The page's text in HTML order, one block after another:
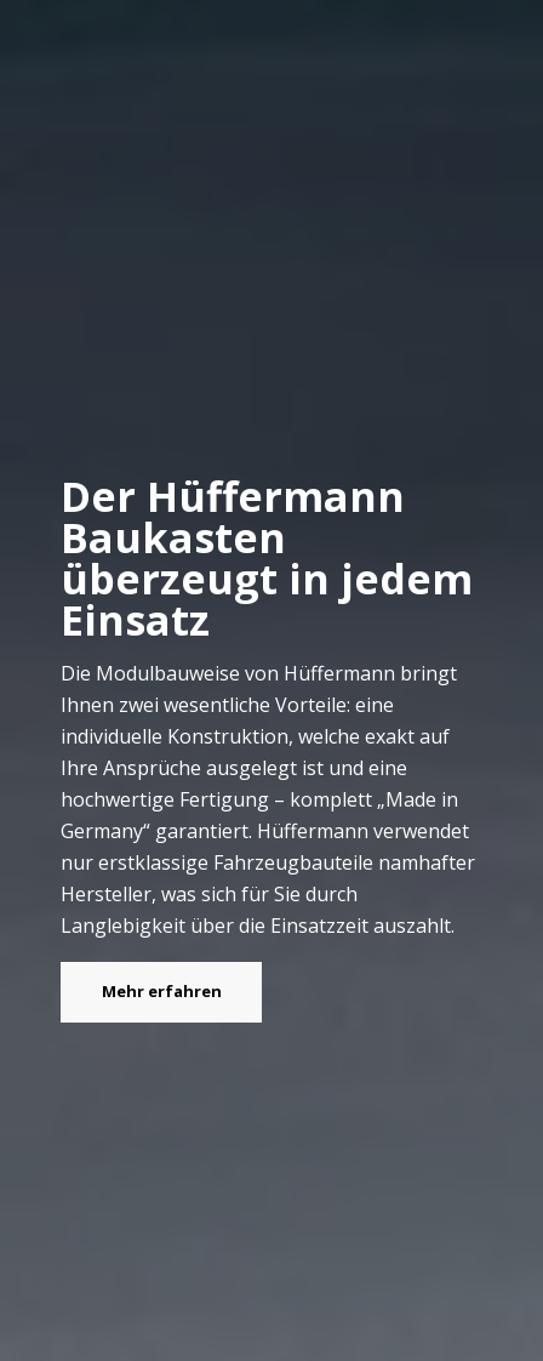
Der Hüffermann
Baukasten
überzeugt in jedem
Einsatz
Die Modulbauweise von Hüffermann bringt
Ihnen zwei wesentliche Vorteile: eine
individuelle Konstruktion, welche exakt auf
Ihre Ansprüche ausgelegt ist und eine
hochwertige Fertigung – komplett „Made in
Germany“ garantiert. Hüffermann verwendet
nur erstklassige Fahrzeugbauteile namhafter
Hersteller, was sich für Sie durch
Langlebigkeit über die Einsatzzeit auszahlt.
Mehr erfahren